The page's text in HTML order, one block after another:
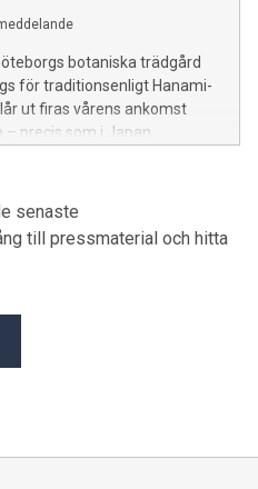
botaniska trädgård
för traditionsenligt Hanami-
ut firas vårens ankomst
precis som i Japan.
senaste
till pressmaterial och hitta